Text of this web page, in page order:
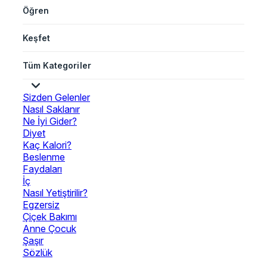
Öğren
Keşfet
Tüm Kategoriler
Sizden Gelenler
Nasıl Saklanır
Ne İyi Gider?
Diyet
Kaç Kalori?
Beslenme
Faydaları
İç
Nasıl Yetiştirilir?
Egzersiz
Çiçek Bakımı
Anne Çocuk
Şaşır
Sözlük